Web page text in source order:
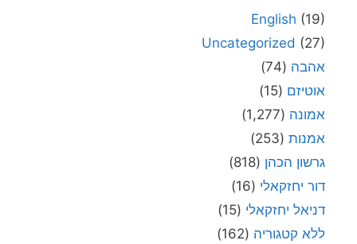
English (19)
Uncategorized (27)
אהבה (74)
אוטיזם (15)
אמונה (1,277)
אמנות (253)
גרשון הכהן (818)
דור יחזקאלי (16)
דניאל יחזקאלי (15)
ללא קטגוריה (162)